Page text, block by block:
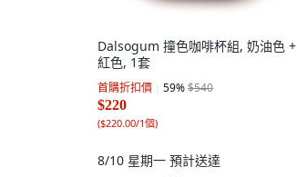
Dalsogum 撞色咖啡杯組, 奶油色 +
紅色, 1套
首購折扣價 59%$540
$220
($220.00/1個)
8/10 星期一 預計送達